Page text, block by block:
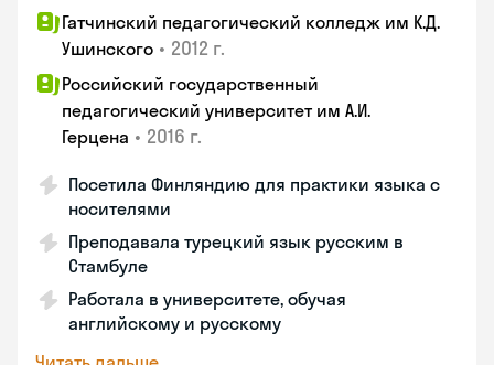
Гатчинский педагогический колледж им К.Д.
Ушинского • 2012 г.
Российский государственный
педагогический университет им А.И.
Герцена • 2016 г.
Посетила Финляндию для практики языка с
носителями
Преподавала турецкий язык русским в
Стамбуле
Работала в университете, обучая
английскому и русскому